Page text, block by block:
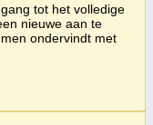
tot het volledige
nieuwe aan te
ondervindt met